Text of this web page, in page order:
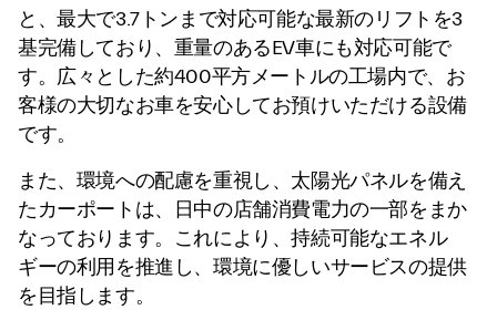
と、最大で3.7トンまで対応可能な最新のリフトを3
基完備しており、重量のあるEV車にも対応可能で
す。広々とした約400平方メートルの工場内で、お
客様の大切なお車を安心してお預けいただける設備
です。
また、環境への配慮を重視し、太陽光パネルを備え
たカーポートは、日中の店舗消費電力の一部をまか
なっております。これにより、持続可能なエネル
ギーの利用を推進し、環境に優しいサービスの提供
を目指します。